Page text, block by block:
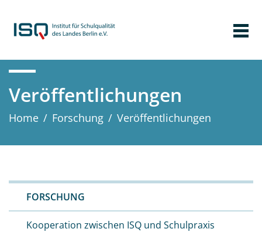
Veröffentlichungen
Home / Forschung / Veröffentlichungen
FORSCHUNG
Kooperation zwischen ISQ und Schulpraxis